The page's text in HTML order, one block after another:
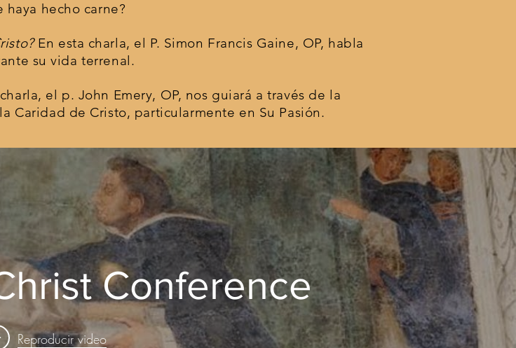
hecho carne?
En esta charla, el P. Simon Francis Gaine, OP, habla
su vida terrenal.
el p. John Emery, OP, nos guiará a través de la
Caridad de Cristo, particularmente en Su Pasión.
Conference
Reproducir video